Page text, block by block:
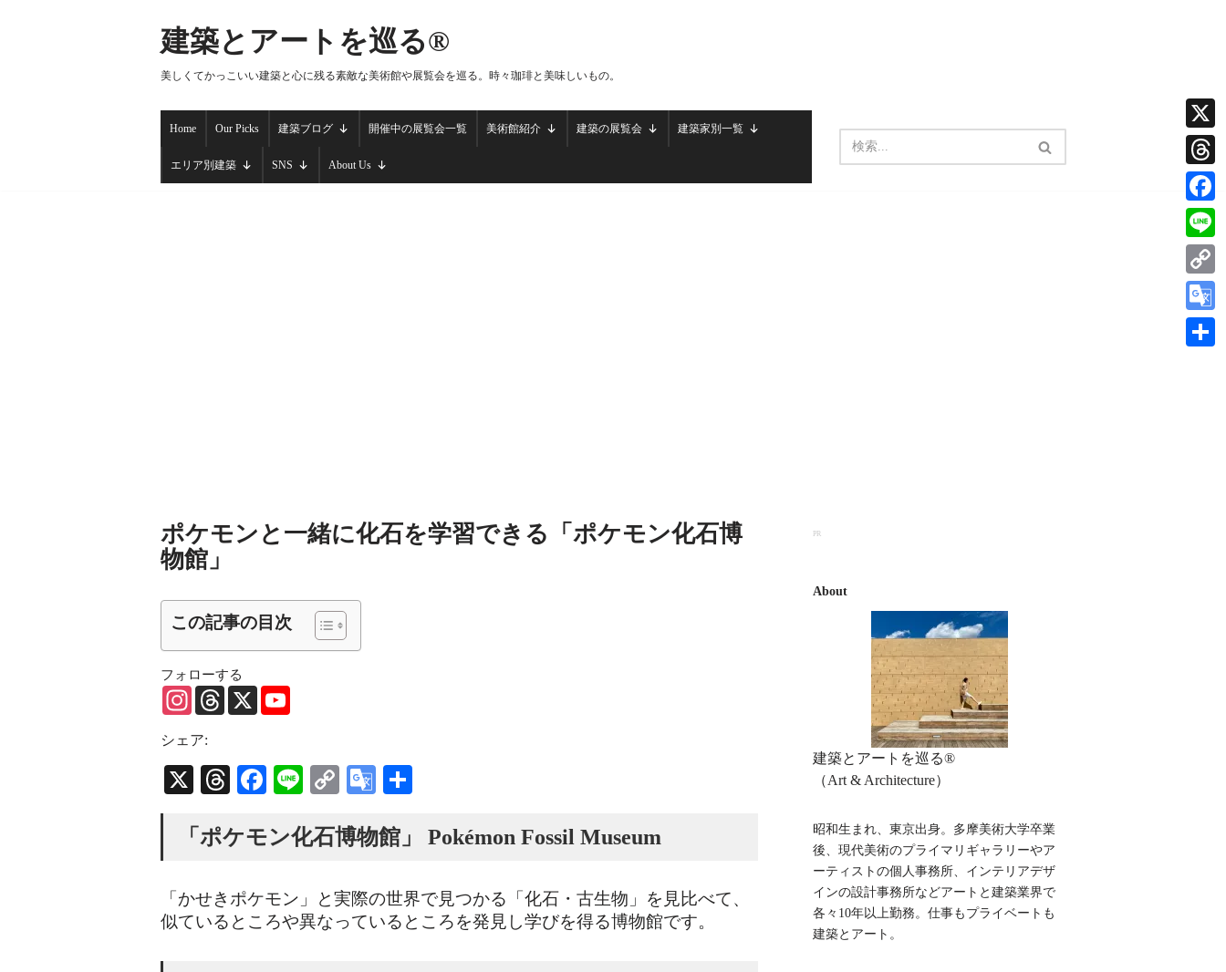
建築とアートを巡る®
美しくてかっこいい建築と心に残る素敵な美術館や展覧会を巡る。時々珈琲と美味しいもの。
Home Our Picks 建築ブログ 開催中の展覧会一覧 美術館紹介 建築の展覧会 建築家別一覧
エリア別建築 SNS About Us
ポケモンと一緒に化石を学習できる「ポケモン化石博
物館」
この記事の目次
フォローする
InstagramThreadsX
YouTube
シェア:
X Threads
Facebook
LineCopyGoogle
「ポケモン化石博物館」 Pokémon Fossil Museum
「かせきポケモン」と実際の世界で見つかる「化石・古生物」を見比べて、
似ているところや異なっているところを発見し学びを得る博物館です。
PR
About
建築とアートを巡る®︎
（Art & Architecture）
昭和生まれ、東京出身。多摩美術大学卒業
後、現代美術のプライマリギャラリーやア
ーティストの個人事務所、インテリアデザ
インの設計事務所などアートと建築業界で
各々10年以上勤務。仕事もプライベートも
建築とアート。
X
Threads
Line
Copy
Link
Google